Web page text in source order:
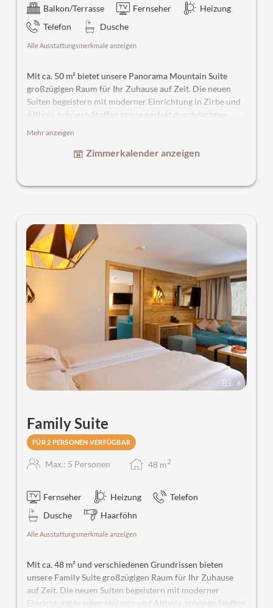
Balkon/Terrasse Fernseher
Heizung
Telefon
Dusche
Alle Ausstattungsmerkmale anzeigen
Mit ca. 50 m² bietet unsere Panorama Mountain Suite
großzügigen Raum für Ihr Zuhause auf Zeit. Die neuen
Suiten begeistern mit moderner Einrichtung in Zirbe und
Altholz, schönen Stoffen sowie perfekt durchdachten
Wunderschöne Badezimmer – Dusche und WC getrennt.
Im abtrennbaren Wohn-Schlafbereich lassen sich
Mehr anzeigen
Zimmerkalender anzeigen
6
Family Suite
FÜR 2 PERSONEN VERFÜGBAR
Max.: 5 Personen 48 m2
Fernseher Heizung
Telefon
Dusche
Haarföhn
Alle Ausstattungsmerkmale anzeigen
Mit ca. 48 m² und verschiedenen Grundrissen bieten
unsere Family Suite großzügigen Raum für Ihr Zuhause
auf Zeit. Die neuen Suiten begeistern mit moderner
Einrichtung in edlen Hölzern und Altholz, schönen Stoffen